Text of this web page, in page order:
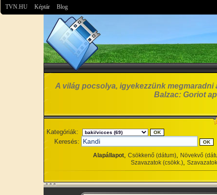
TVN.HU Képtár Blog
A világ pocsolya, igyekezzünk
Balzac: Goriot
Kategóriák:
Keresés:
Alapállapot, Csökkenő (dátum), Növekvő
Szavazatok (csökk.),